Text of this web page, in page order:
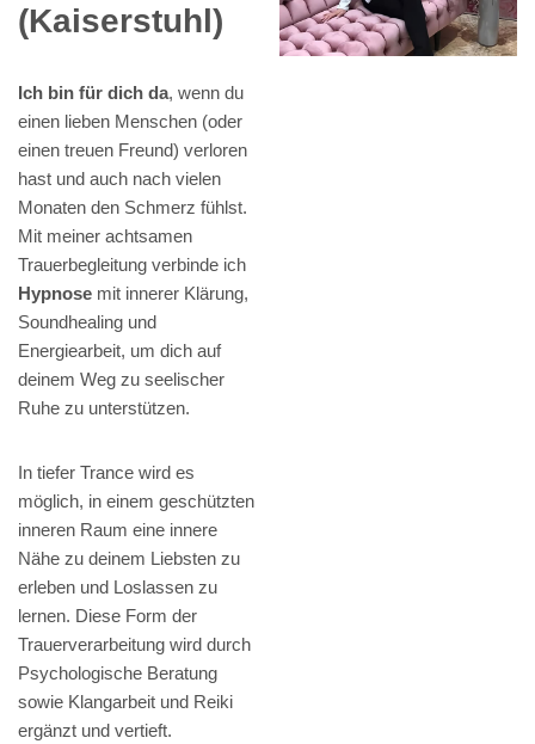
(Kaiserstuhl)
Ich bin für dich da, wenn du
einen lieben Menschen (oder
einen treuen Freund) verloren
hast und auch nach vielen
Monaten den Schmerz fühlst.
Mit meiner achtsamen
Trauerbegleitung verbinde ich
Hypnose mit innerer Klärung,
Soundhealing und
Energiearbeit, um dich auf
deinem Weg zu seelischer
Ruhe zu unterstützen.
In tiefer Trance wird es
möglich, in einem geschützten
inneren Raum eine innere
Nähe zu deinem Liebsten zu
erleben und Loslassen zu
lernen. Diese Form der
Trauerverarbeitung wird durch
Psychologische Beratung
sowie Klangarbeit und Reiki
ergänzt und vertieft.